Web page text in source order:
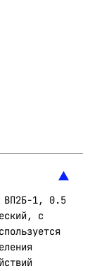
ВП2Б-1, 0.5
с